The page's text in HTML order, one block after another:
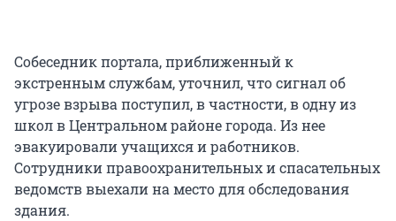
Собеседник портала, приближенный к
экстренным службам, уточнил, что сигнал об
угрозе взрыва поступил, в частности, в одну из
школ в Центральном районе города. Из нее
эвакуировали учащихся и работников.
Сотрудники правоохранительных и спасательных
ведомств выехали на место для обследования
здания.